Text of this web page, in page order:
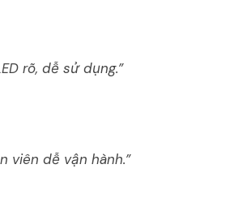
rõ, dễ sử dụng.”
viên dễ vận hành.”